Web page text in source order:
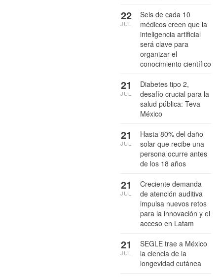
Seis de cada 10
médicos creen que la
inteligencia artificial
será clave para
organizar el
conocimiento científico
22
JUL
Diabetes tipo 2,
desafío crucial para la
salud pública: Teva
México
21
JUL
Hasta 80% del daño
solar que recibe una
persona ocurre antes
de los 18 años
21
JUL
Creciente demanda
de atención auditiva
impulsa nuevos retos
para la innovación y el
acceso en Latam
21
JUL
SEGLE trae a México
la ciencia de la
longevidad cutánea
21
JUL